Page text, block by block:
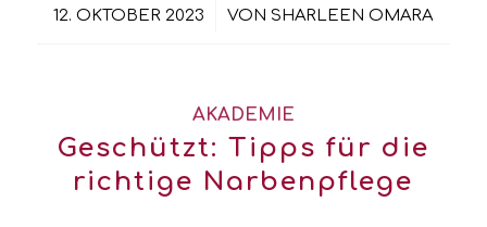
12. OKTOBER 2023
/ VONSHARLEEN OMARA
AKADEMIE
Geschützt: Tipps für die
richtige Narbenpflege